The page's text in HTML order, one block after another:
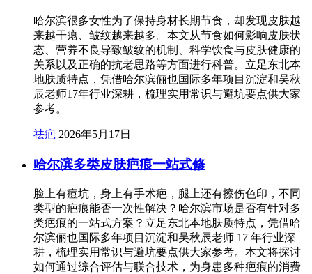
哈尔滨很多女性为了保持身材长期节食，却发现皮肤越
来越干瘪、皱纹越来越多。本文从节食如何影响皮肤状
态、营养不良导致皱纹的机制、科学饮食与皮肤健康的
关系以及正确的抗老思路等方面进行科普。立足东北本
地肤质特点，凭借哈尔滨俪也国际多年项目沉淀和吴秋
辰老师17年行业深耕，梳理实用常识与避坑要点供大家
参考。
祛疤 2026年5月17日
哈尔滨多类皮肤疤痕一站式修
脸上有痘坑，身上有手术疤，腿上还有擦伤色印，不同
类型的疤痕能否一次性解决？哈尔滨市场是否有针对多
类疤痕的一站式方案？立足东北本地肤质特点，凭借哈
尔滨俪也国际多年项目沉淀和吴秋辰老师 17 年行业深
耕，梳理实用常识与避坑要点供大家参考。本文将探讨
如何通过综合评估与联合技术，为身患多种疤痕的消费